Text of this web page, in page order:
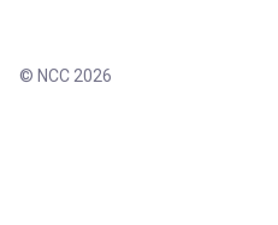
© NCC 2026